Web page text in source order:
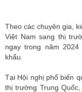
Theo các chuyên gia,
Việt Nam sang thị
ngay trong năm
khẩu.
Tại Hội nghị phổ biến
thị trường Trung